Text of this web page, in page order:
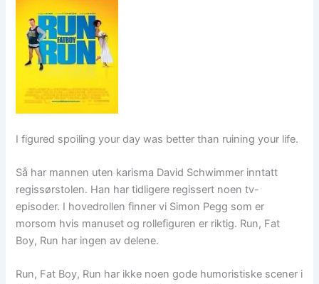
I figured spoiling your day was better than ruining your life.
Så har mannen uten karisma David Schwimmer inntatt
regissørstolen. Han har tidligere regissert noen tv-
episoder. I hovedrollen finner vi Simon Pegg som er
morsom hvis manuset og rollefiguren er riktig. Run, Fat
Boy, Run har ingen av delene.
Run, Fat Boy, Run har ikke noen gode humoristiske scener i